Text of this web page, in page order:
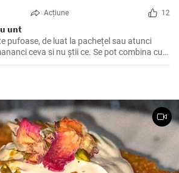
Acțiune 12
unt
pufoase, de luat la pachețel sau atunci
ceva si nu știi ce. Se pot combina cu
de creme tartinabile, in funcție de gustul